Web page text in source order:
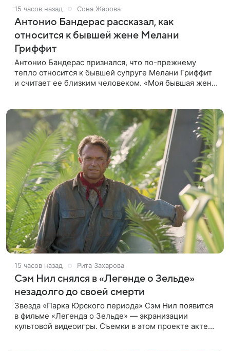
15 часов назад Соня Жарова
Антонио Бандерас рассказал, как
относится к бывшей жене Мелани
Гриффит
Антонио Бандерас признался, что по-прежнему
тепло относится к бывшей супруге Мелани Гриффит
и считает ее близким человеком. «Моя бывшая жена
15 часов назад Рита Захарова
Сэм Нил снялся в «Легенде о Зельде»
незадолго до своей смерти
Звезда «Парка Юрского периода» Сэм Нил появится
в фильме «Легенда о Зельде» — экранизации
культовой видеоигры. Съемки в этом проекте актер